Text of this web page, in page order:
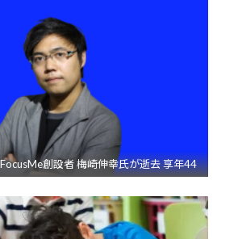
創設者 梅崎伸幸氏が逝去 享年44